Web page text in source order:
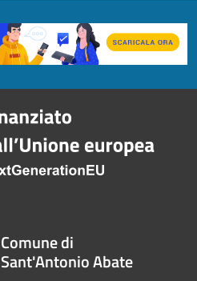
Comune di
Sant'Antonio Abate